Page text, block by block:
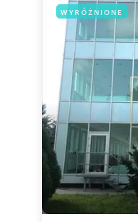
WYRÓŻNIONE